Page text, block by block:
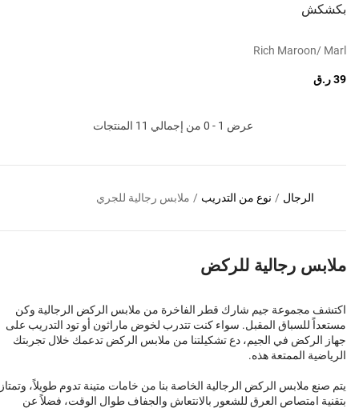
بكشكش
Rich Maroon/ Marl
39 ر.ق
عرض 1 - 0 من إجمالي 11 المنتجات
الرجال / نوع من التدريب / ملابس رجالية للجري
ملابس رجالية للركض
اكتشف مجموعة جيم شارك قطر الفاخرة من ملابس الركض الرجالية وكن
مستعداً للسباق المقبل. سواء كنت تتدرب لخوض ماراثون أو تود التدريب على
جهاز الركض في الجيم، دع تشكيلتنا من ملابس الركض تدعمك خلال تجربتك
الرياضية الممتعة هذه.
يتم صنع ملابس الركض الرجالية الخاصة بنا من خامات متينة تدوم طويلاً، وتمتاز
بتقنية امتصاص العرق للشعور بالانتعاش والجفاف طوال الوقت، فضلاً عن